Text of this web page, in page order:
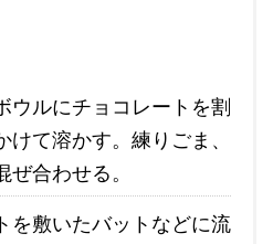
ウルにチョコレートを割
けて溶かす。練りごま、
合わせる。
を敷いたバットなどに流